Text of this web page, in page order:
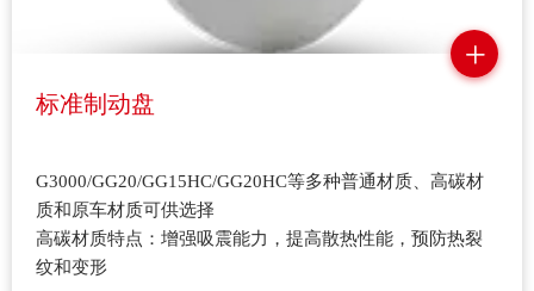
标准制动盘
G3000/GG20/GG15HC/GG20HC等多种普通材质、高碳材
质和原车材质可供选择
高碳材质特点：增强吸震能力，提高散热性能，预防热裂
纹和变形